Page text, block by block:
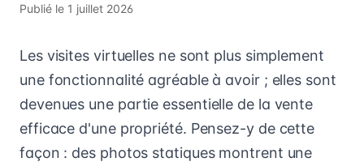
Publié le 1 juillet 2026
Les visites virtuelles ne sont plus simplement
une fonctionnalité agréable à avoir ; elles sont
devenues une partie essentielle de la vente
efficace d'une propriété. Pensez-y de cette
façon : des photos statiques montrent une